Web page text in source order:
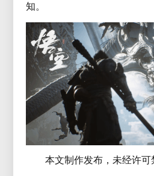
知。
本文制作发布，未经许可